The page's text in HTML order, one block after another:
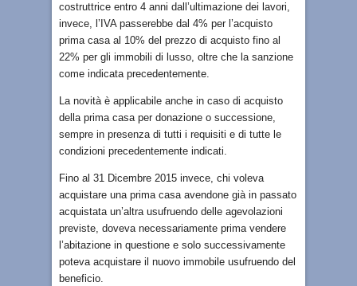
costruttrice entro 4 anni dall’ultimazione dei lavori,
invece, l’IVA passerebbe dal 4% per l’acquisto
prima casa al 10% del prezzo di acquisto fino al
22% per gli immobili di lusso, oltre che la sanzione
come indicata precedentemente.
La novità è applicabile anche in caso di acquisto
della prima casa per donazione o successione,
sempre in presenza di tutti i requisiti e di tutte le
condizioni precedentemente indicati.
Fino al 31 Dicembre 2015 invece, chi voleva
acquistare una prima casa avendone già in passato
acquistata un’altra usufruendo delle agevolazioni
previste, doveva necessariamente prima vendere
l’abitazione in questione e solo successivamente
poteva acquistare il nuovo immobile usufruendo del
beneficio.